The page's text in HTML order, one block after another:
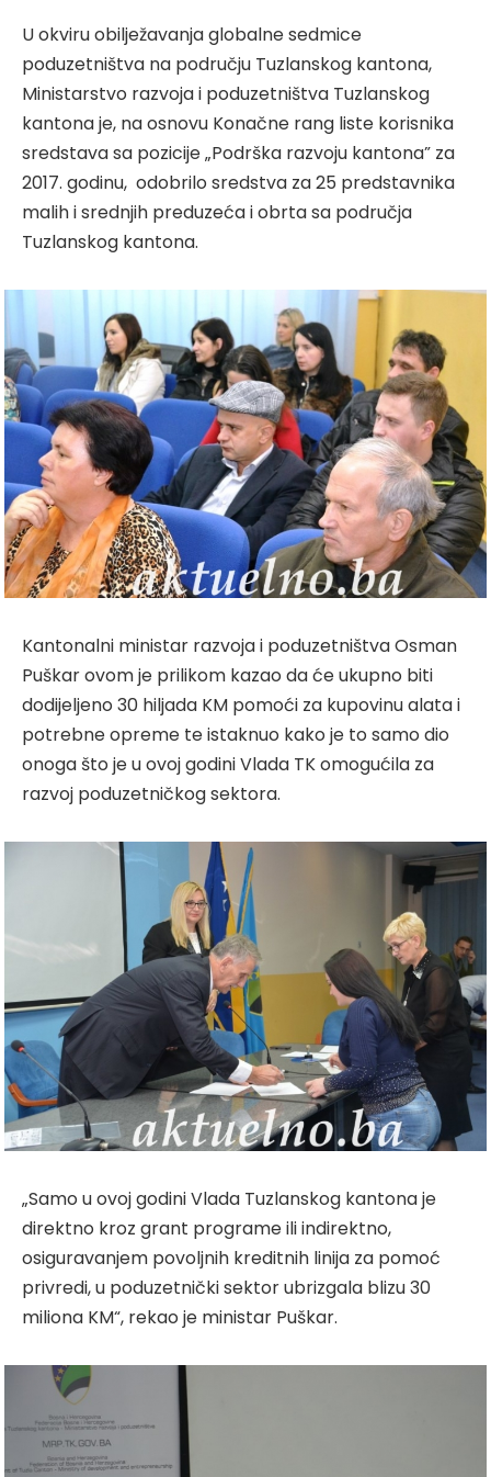
U okviru obilježavanja globalne sedmice
poduzetništva na području Tuzlanskog kantona,
Ministarstvo razvoja i poduzetništva Tuzlanskog
kantona je, na osnovu Konačne rang liste korisnika
sredstava sa pozicije „Podrška razvoju kantona” za
2017. godinu, odobrilo sredstva za 25 predstavnika
malih i srednjih preduzeća i obrta sa područja
Tuzlanskog kantona.
Kantonalni ministar razvoja i poduzetništva Osman
Puškar ovom je prilikom kazao da će ukupno biti
dodijeljeno 30 hiljada KM pomoći za kupovinu alata i
potrebne opreme te istaknuo kako je to samo dio
onoga što je u ovoj godini Vlada TK omogućila za
razvoj poduzetničkog sektora.
„Samo u ovoj godini Vlada Tuzlanskog kantona je
direktno kroz grant programe ili indirektno,
osiguravanjem povoljnih kreditnih linija za pomoć
privredi, u poduzetnički sektor ubrizgala blizu 30
miliona KM“, rekao je ministar Puškar.